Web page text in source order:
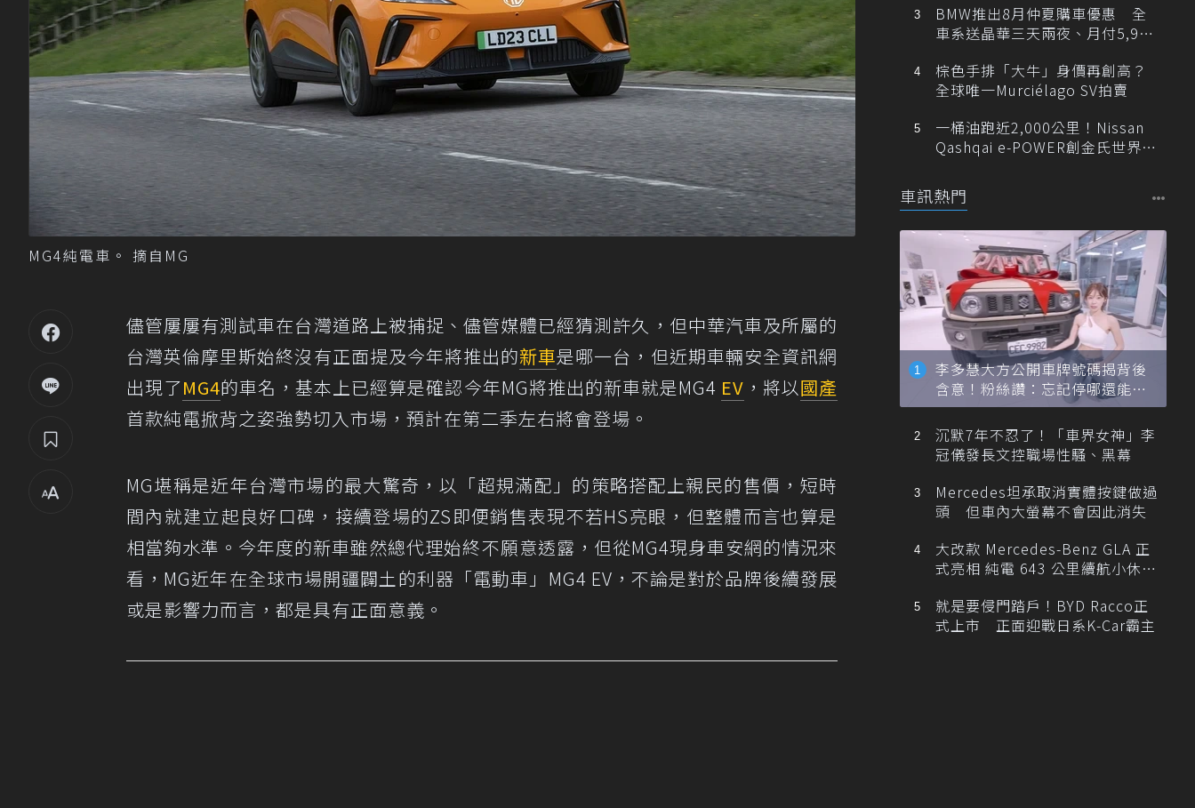
MG4純電車。 摘自MG
儘管屢屢有測試車在台灣道路上被捕捉、儘管媒體已經猜測許久，但中華汽車及所屬的
台灣英倫摩里斯始終沒有正面提及今年將推出的新車是哪一台，但近期車輛安全資訊網
出現了MG4的車名，基本上已經算是確認今年MG將推出的新車就是MG4 EV ，將以國產
首款純電掀背之姿強勢切入市場，預計在第二季左右將會登場。
MG堪稱是近年台灣市場的最大驚奇，以「超規滿配」的策略搭配上親民的售價，短時
間內就建立起良好口碑，接續登場的ZS即便銷售表現不若HS亮眼，但整體而言也算是
相當夠水準。今年度的新車雖然總代理始終不願意透露，但從MG4現身車安網的情況來
看，MG近年在全球市場開疆闢土的利器「電動車」MG4 EV，不論是對於品牌後續發展
或是影響力而言，都是具有正面意義。
BMW推出8月仲夏購車優惠 全
車系送晶華三天兩夜、月付5,900
棕色手排「大牛」身價再創高？
全球唯一Murciélago SV拍賣
一桶油跑近2,000公里！Nissan
Qashqai e-POWER創金氏世界紀
車訊熱門
李多慧大方公開車牌號碼揭背後
含意！粉絲讚：忘記停哪還能幫
忙找車
沉默7年不忍了！「車界女神」李
冠儀發長文控職場性騷、黑幕
Mercedes坦承取消實體按鍵做過
頭 但車內大螢幕不會因此消失
大改款 Mercedes-Benz GLA 正
式亮相 純電 643 公里續航小休
就是要侵門踏戶！BYD Racco正
式上市 正面迎戰日系K-Car霸主